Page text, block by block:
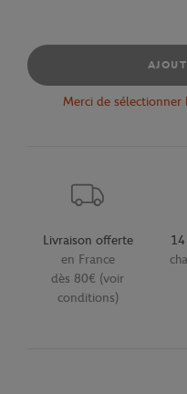
Merci de
Livraison offerte
en France
dès 80€ (voir
conditions)